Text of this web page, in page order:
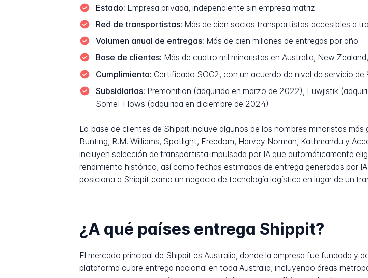
Estado: Empresa privada, independiente sin empresa matriz
Red de transportistas: Más de cien socios transportistas accesibles a
Volumen anual de entregas: Más de cien millones de entregas por año
Base de clientes: Más de cuatro mil minoristas en Australia, New
Cumplimiento: Certificado SOC2, con un acuerdo de nivel de servicio
Subsidiarias: Premonition (adquirida en marzo de 2022), Luwjistik
SomeFFlows (adquirida en diciembre de 2024)
La base de clientes de Shippit incluye algunos de los nombres minoristas
Bunting, R.M. Williams, Spotlight, Freedom, Harvey Norman, Kathmandu y
incluyen selección de transportista impulsada por IA que automáticamente
rendimiento histórico, así como fechas estimadas de entrega generadas por
posiciona a Shippit como un negocio de tecnología logística en lugar de un
¿A qué países entrega Shippit?
El mercado principal de Shippit es Australia, donde la empresa fue fundada y
plataforma cubre entrega nacional en toda Australia, incluyendo áreas